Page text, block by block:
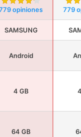
opiniones 779
SAMSUNG
Android
4 GB
64 GB